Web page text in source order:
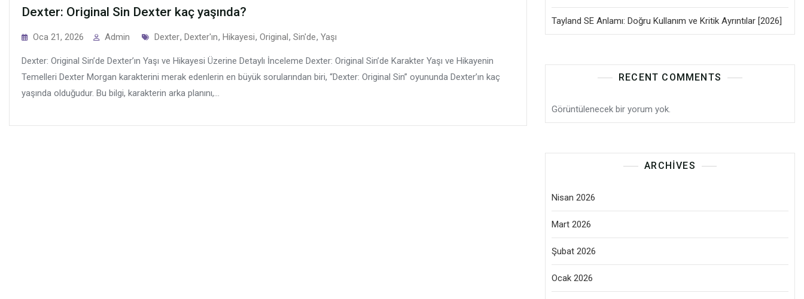
Dexter: Original Sin Dexter kaç yaşında?
Oca 21, 2026 Admin Tags
Dexter, Dexter'ın, Hikayesi, Original, Sin'de, Yaşı
Dexter: Original Sin’de Dexter’ın Yaşı ve Hikayesi Üzerine Detaylı İnceleme Dexter: Original Sin’de Karakter Yaşı ve Hikayenin
Temelleri Dexter Morgan karakterini merak edenlerin en büyük sorularından biri, “Dexter: Original Sin” oyununda Dexter’ın kaç
yaşında olduğudur. Bu bilgi, karakterin arka planını,...
Tayland SE Anlamı: Doğru Kullanım ve Kritik Ayrıntılar [2026]
RECENT COMMENTS
Görüntülenecek bir yorum yok.
ARCHIVES
Nisan 2026
Mart 2026
Şubat 2026
Ocak 2026